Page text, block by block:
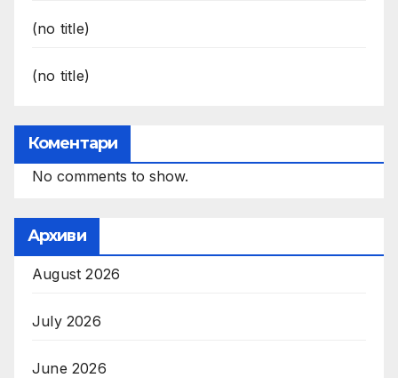
(no title)
(no title)
Коментари
No comments to show.
Архиви
August 2026
July 2026
June 2026